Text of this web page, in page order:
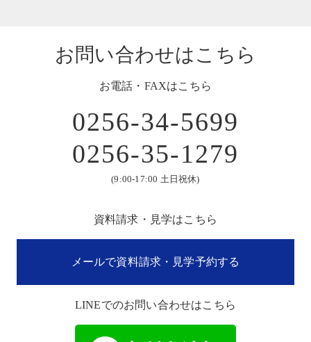
お問い合わせはこちら
お電話・FAXはこちら
0256-34-5699
0256-35-1279
(9:00-17:00 土日祝休)
資料請求・見学はこちら
メールで資料請求・見学予約する
LINEでのお問い合わせはこちら